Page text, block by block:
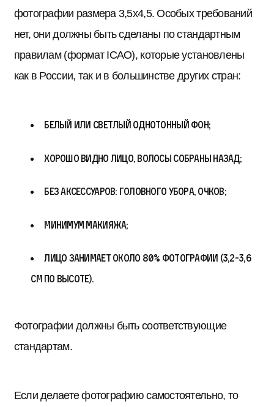
фотографии размера 3,5х4,5. Особых требований
нет, они должны быть сделаны по стандартным
правилам (формат ICAO), которые установлены
как в России, так и в большинстве других стран:
белый или светлый однотонный фон;
хорошо видно лицо, волосы собраны назад;
без аксессуаров: головного убора, очков;
минимум макияжа;
лицо занимает около 80% фотографии (3,2-3,6
см по высоте).
Фотографии должны быть соответствующие
стандартам.
Если делаете фотографию самостоятельно, то